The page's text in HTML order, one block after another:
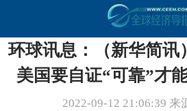
环球讯息：（新华简讯
美国要自证“可靠”才
2022-09-12 21:06:39 来